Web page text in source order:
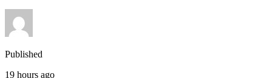
19 hours ago
on
November 17, 2025
By